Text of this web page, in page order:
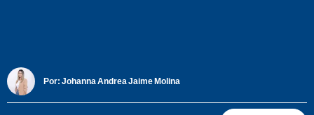
Por: Johanna Andrea Jaime Molina